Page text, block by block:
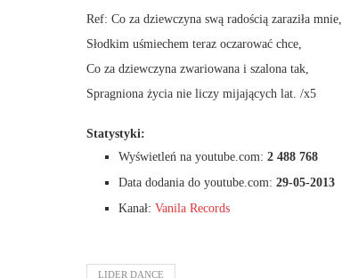
Ref: Co za dziewczyna swą radością zaraziła mnie,
Słodkim uśmiechem teraz oczarować chce,
Co za dziewczyna zwariowana i szalona tak,
Spragniona życia nie liczy mijających lat. /x5
Statystyki:
Wyświetleń na youtube.com: 2 488 768
Data dodania do youtube.com: 29-05-2013
Kanał: Vanila Records
LIDER DANCE